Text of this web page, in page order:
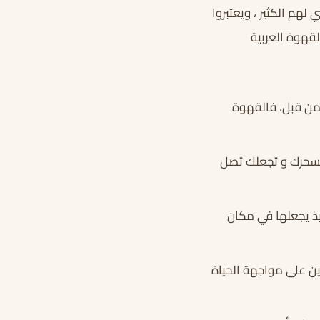
الكثير ، ويعتبروا
العربية
قبل، فالقهوة
تسحرك و تجعلك تصل
يجعلها في مكان
على مواجهة الحياة